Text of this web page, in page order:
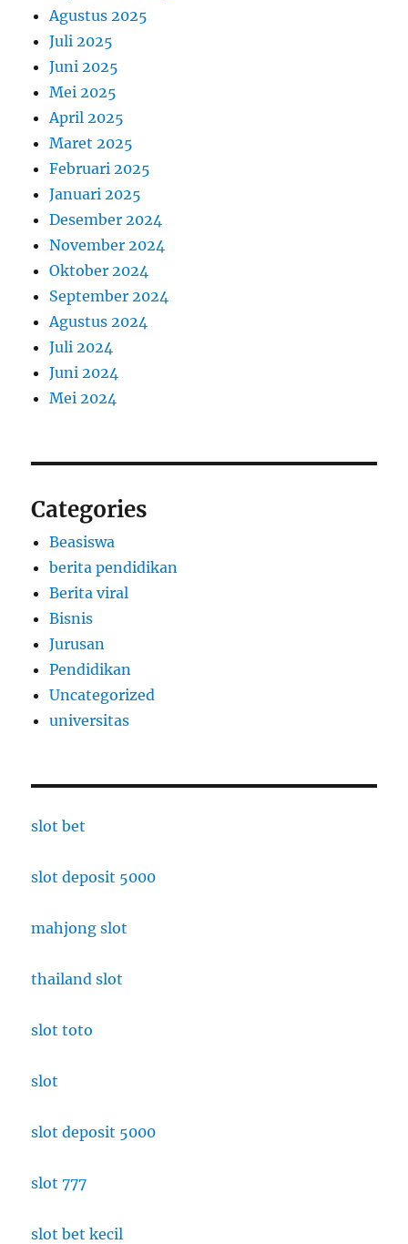
Agustus 2025
Juli 2025
Juni 2025
Mei 2025
April 2025
Maret 2025
Februari 2025
Januari 2025
Desember 2024
November 2024
Oktober 2024
September 2024
Agustus 2024
Juli 2024
Juni 2024
Mei 2024
Categories
Beasiswa
berita pendidikan
Berita viral
Bisnis
Jurusan
Pendidikan
Uncategorized
universitas
slot bet
slot deposit 5000
mahjong slot
thailand slot
slot toto
slot
slot deposit 5000
slot 777
slot bet kecil